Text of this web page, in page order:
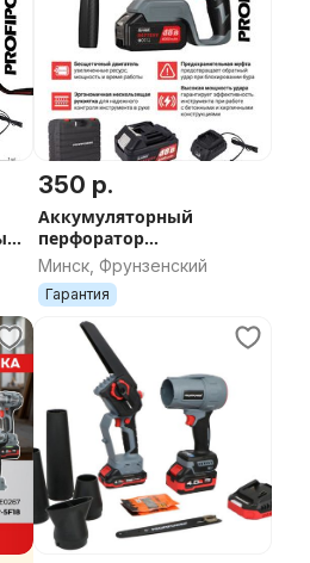
350 р.
Аккумуляторный
перфоратор
беcщеточный
PROFIPOWER MKDHR-18V
Минск, Фрунзенский
Гарантия